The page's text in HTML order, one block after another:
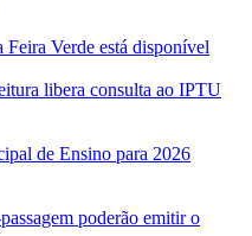
Verde está disponível
libera consulta ao IPTU
de Ensino para 2026
poderão emitir o